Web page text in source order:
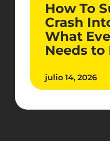
How To
Crash
What
Needs to
julio 14, 2026